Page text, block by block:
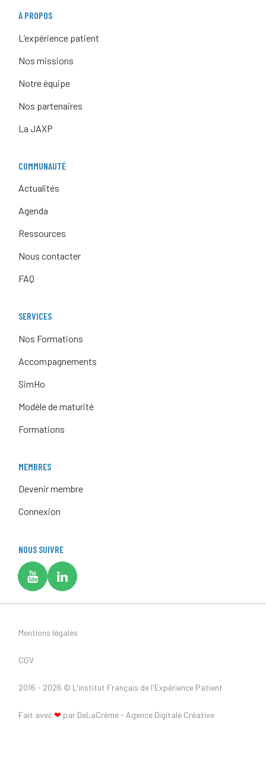
À PROPOS
L’expérience patient
Nos missions
Notre équipe
Nos partenaires
La JAXP
COMMUNAUTÉ
Actualités
Agenda
Ressources
Nous contacter
FAQ
SERVICES
Nos Formations
Accompagnements
SimHo
Modèle de maturité
Formations
MEMBRES
Devenir membre
Connexion
NOUS SUIVRE
Fait avec❤ par DeLaCrème - Agence Digitale Créative
Mentions légales
CGV
2016 - 2026 © L'institut Français de l'Expérience Patient